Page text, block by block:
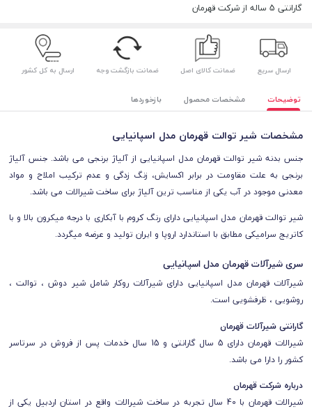
گارانتی 5 ساله از شرکت قهرمان
ارسال سریع ضمانت کالای اصل ضمانت بازگشت وجه ارسال به کل کشور
توضیحات مشخصات محصول بازخوردها
مشخصات شیر توالت قهرمان مدل اسپانیایی
جنس بدنه شیر توالت قهرمان مدل اسپانیایی از آلیاژ برنجی می باشد. جنس آلیاژ
برنجی به علت مقاومت در برابر اکسایش، زنگ زدگی و عدم ترکیب املاح و مواد
معدنی موجود در آب یکی از مناسب ترین آلیاژ برای ساخت شیرالات می باشد.
شیر توالت قهرمان مدل اسپانیایی دارای رنگ کروم با آبکاری با درجه میکرون بالا و با
کاتریج سرامیکی مطابق با استاندارد اروپا و ایران تولید و عرضه میگردد.
سری شیرآلات قهرمان مدل اسپانیایی
شیرآلات قهرمان مدل اسپانیایی دارای شیرآلات روکار شامل شیر دوش ، توالت ،
روشویی ، ظرفشویی است.
گارانتی شیرآلات قهرمان
شیرالات قهرمان دارای 5 سال گارانتی و 15 سال خدمات پس از فروش در سرتاسر
کشور را دارا می باشد.
درباره شرکت قهرمان
شیرالات قهرمان با 40 سال تجربه در ساخت شیرالات واقع در استان اردبیل یکی از